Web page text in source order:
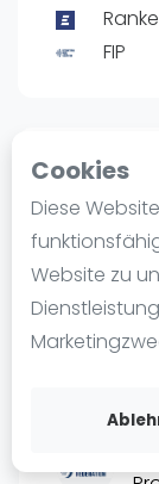
Cookies
Diese
Website zu
Männer
Frauen
Blog
Die
Regeln und
Padel Schläge
Video
FIP
Rangliste
Profil
POSITIE
#1
PT